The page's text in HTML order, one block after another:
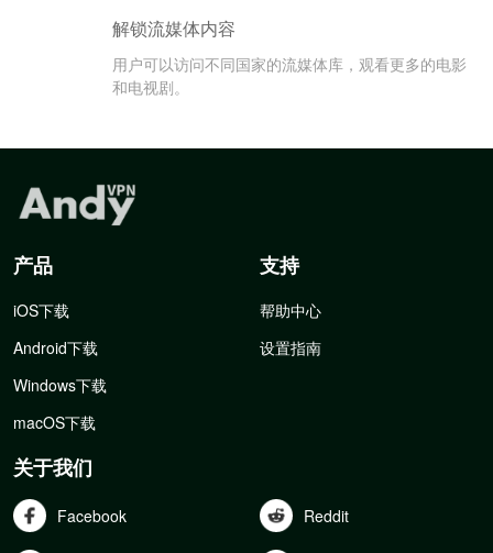
解锁流媒体内容
用户可以访问不同国家的流媒体库，观看更多的电影
和电视剧。
产品
iOS下载
Android下载
Windows下载
macOS下载
支持
帮助中心
设置指南
关于我们
Facebook Reddit